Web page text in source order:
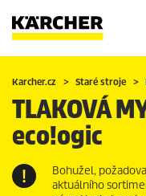
Nákupní košík
Seznam oblíbených
Karcher.cz Staré stroje
TLAKOVÁ
eco!ogic
Bohužel,
aktuálního